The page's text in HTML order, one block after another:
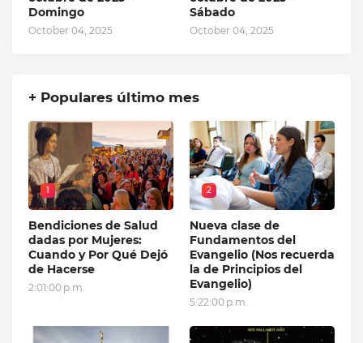
Domingo
October 04, 2025
Sábado
October 04, 2025
+ Populares último mes
1
Bendiciones de Salud
dadas por Mujeres:
Cuando y Por Qué Dejó
de Hacerse
2:01:00 p.m.
2
Nueva clase de
Fundamentos del
Evangelio (Nos recuerda
la de Principios del
Evangelio)
5:22:00 p.m.